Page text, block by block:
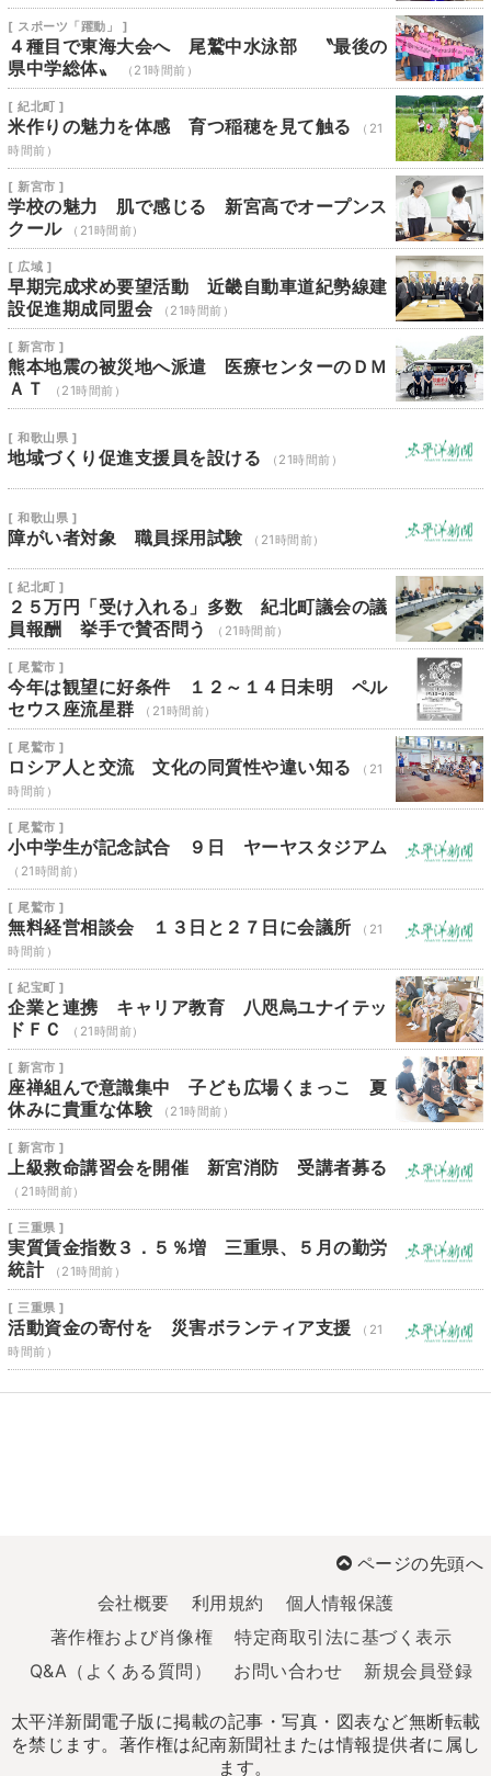
[ スポーツ「躍動」 ]
４種目で東海大会へ 尾鷲中水泳部 〝最後の
県中学総体〟
（21時間前）
[ 紀北町 ]
米作りの魅力を体感 育つ稲穂を見て触る
（21
時間前）
[ 新宮市 ]
学校の魅力 肌で感じる 新宮高でオープンス
クール
（21時間前）
[ 広域 ]
早期完成求め要望活動 近畿自動車道紀勢線建
設促進期成同盟会
（21時間前）
[ 新宮市 ]
熊本地震の被災地へ派遣 医療センターのＤＭ
ＡＴ
（21時間前）
[ 和歌山県 ]
地域づくり促進支援員を設ける （21時間前）
[ 和歌山県 ]
障がい者対象 職員採用試験 （21時間前）
[ 紀北町 ]
２５万円「受け入れる」多数 紀北町議会の議
員報酬 挙手で賛否問う
（21時間前）
[ 尾鷲市 ]
今年は観望に好条件 １２～１４日未明 ペル
セウス座流星群
（21時間前）
[ 尾鷲市 ]
ロシア人と交流 文化の同質性や違い知る
（21
時間前）
[ 尾鷲市 ]
小中学生が記念試合 ９日 ヤーヤスタジアム
（21時間前）
[ 尾鷲市 ]
無料経営相談会 １３日と２７日に会議所
（21
時間前）
[ 紀宝町 ]
企業と連携 キャリア教育 八咫烏ユナイテッ
ドＦＣ
（21時間前）
[ 新宮市 ]
座禅組んで意識集中 子ども広場くまっこ 夏
休みに貴重な体験
（21時間前）
[ 新宮市 ]
上級救命講習会を開催 新宮消防 受講者募る
（21時間前）
[ 三重県 ]
実質賃金指数３．５％増 三重県、５月の勤労
統計
（21時間前）
[ 三重県 ]
活動資金の寄付を 災害ボランティア支援
（21
時間前）
ページの先頭へ
会社概要
利用規約
個人情報保護
著作権および肖像権
特定商取引法に基づく表示
Q&A（よくある質問）
お問い合わせ 新規会員登録
太平洋新聞電子版に掲載の記事・写真・図表など無断転載
を禁じます。著作権は紀南新聞社または情報提供者に属し
ます。